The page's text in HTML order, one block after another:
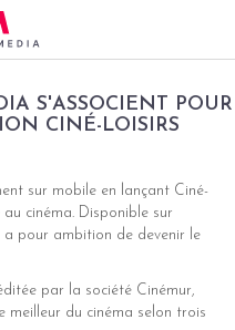
S'ASSOCIENT POUR
CINÉ-LOISIRS
sur mobile en lançant Ciné-
au cinéma. Disponible sur
pour ambition de devenir le
par la société Cinémur,
meilleur du cinéma selon trois